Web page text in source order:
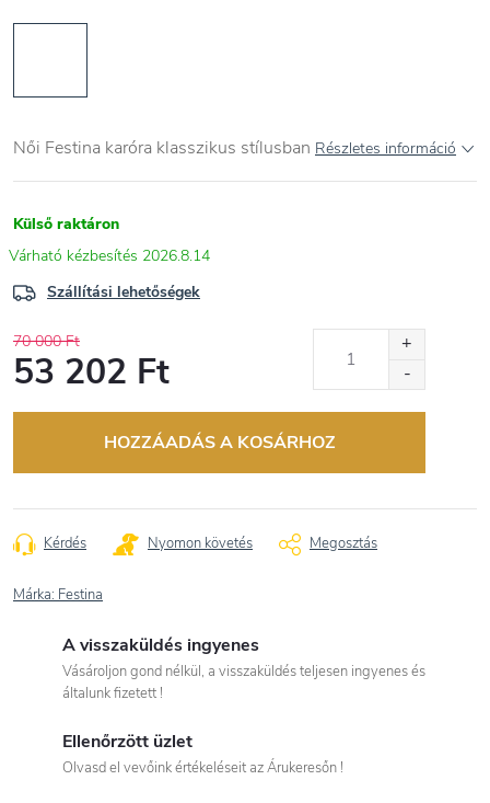
Női Festina karóra klasszikus stílusban Részletes információ
Külső raktáron
2026.8.14
Szállítási lehetőségek
70 000 Ft
53 202 Ft
HOZZÁADÁS A KOSÁRHOZ
Kérdés Nyomon követés Megosztás
Márka: Festina
A visszaküldés ingyenes
Vásároljon gond nélkül, a visszaküldés teljesen ingyenes és
általunk fizetett !
Ellenőrzött üzlet
Olvasd el vevőink értékeléseit az Árukeresőn !